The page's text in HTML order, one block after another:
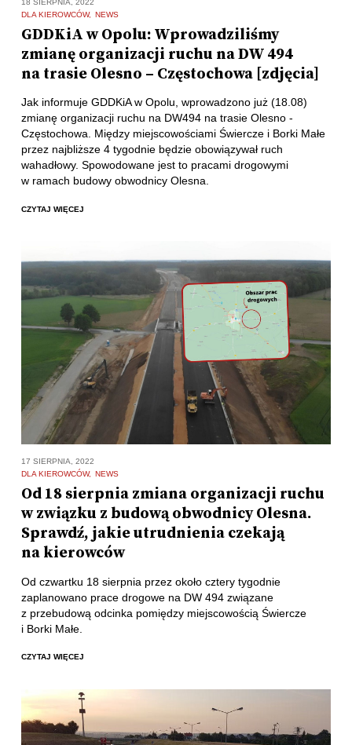
DLA KIEROWCÓW
NEWS
GDDKiA w Opolu: Wprowadziliśmy
zmianę organizacji ruchu na DW 494
na trasie Olesno – Częstochowa [zdjęcia]
Jak informuje GDDKiA w Opolu, wprowadzono już (18.08)
zmianę organizacji ruchu na DW494 na trasie Olesno -
Częstochowa. Między miejscowościami Świercze i Borki Małe
przez najbliższe 4 tygodnie będzie obowiązywał ruch
wahadłowy. Spowodowane jest to pracami drogowymi
w ramach budowy obwodnicy Olesna.
CZYTAJ WIĘCEJ
17 SIERPNIA, 2022
DLA KIEROWCÓW
NEWS
Od 18 sierpnia zmiana organizacji ruchu
w związku z budową obwodnicy Olesna.
Sprawdź, jakie utrudnienia czekają
na kierowców
Od czwartku 18 sierpnia przez około cztery tygodnie
zaplanowano prace drogowe na DW 494 związane
z przebudową odcinka pomiędzy miejscowością Świercze
i Borki Małe.
CZYTAJ WIĘCEJ